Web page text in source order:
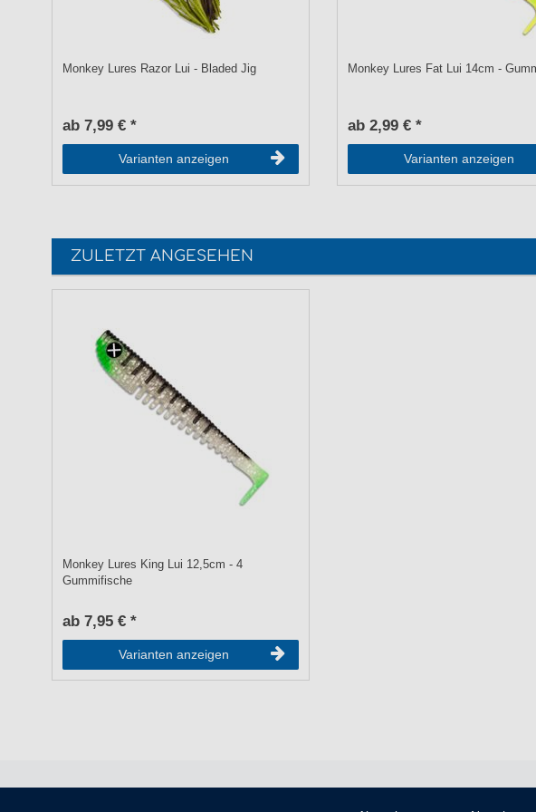
Monkey Lures Razor Lui - Bladed Jig
ab 7,99 € *
Varianten anzeigen
Monkey Lures Fat Lui 14cm -
ab 2,99 € *
Varianten anzeigen
ZULETZT ANGESEHEN
Monkey Lures King Lui 12,5cm - 4
Gummifische
ab 7,95 € *
Varianten anzeigen